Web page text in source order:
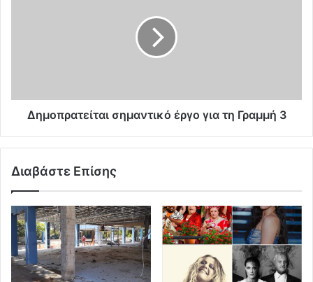
Δημοπρατείται σημαντικό έργο για τη Γραμμή 3
Διαβάστε Επίσης